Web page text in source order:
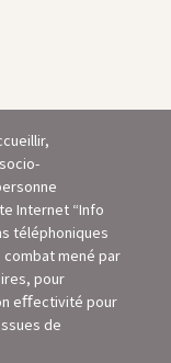
Internet “Info
téléphoniques
combat mené par
pour
eﬀectivité pour
de